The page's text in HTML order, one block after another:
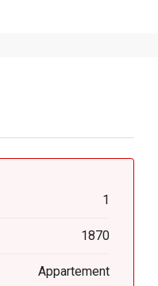
1
1870
Appartement